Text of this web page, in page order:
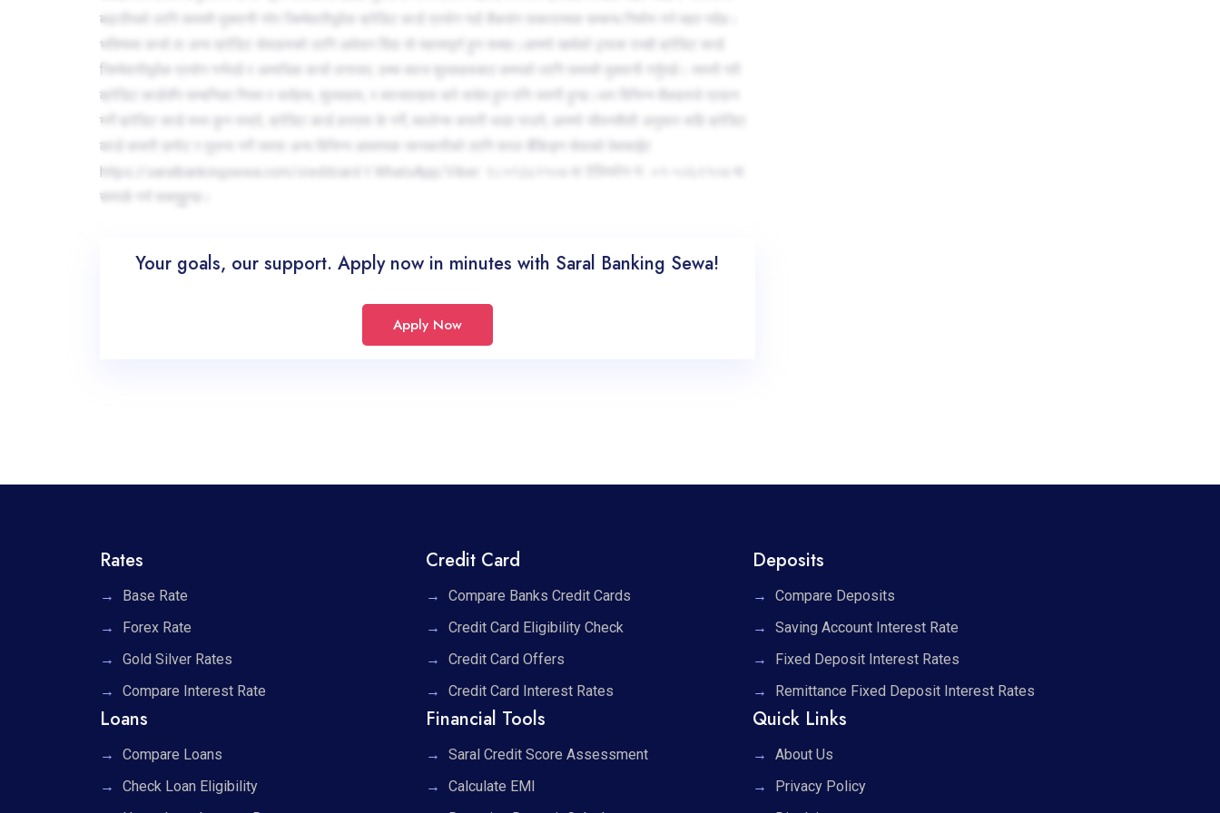
बढाउँनको लागि समयमै भुक्तानी गरेर जिम्मेवारीपूर्वक क्रेडिट कार्ड प्रयोग गर्दा बैंकसंग सकारात्मक सम्बन्ध निर्माण गर्न मद्दत गर्दछ।
भविष्यमा कर्जा वा अन्य क्रेडिट सेवाहरुको लागि आवेदन दिंदा यो महत्त्वपूर्ण हुन सक्छ।आफ्नो खर्चको ट्र्याक राख्दै क्रेडिट कार्ड
जिम्मेवारीपूर्वक प्रयोग गर्नपर्छ र अत्यधिक कर्जा लगायत, उच्च ब्याज शुल्कहरूबाट बच्नको लागि समयमै भुक्तानी गर्नुपर्छ। त्यस्तै गरी
क्रेडिट कार्डसँग सम्बन्धित नियम र सर्तहरू, शुल्कहरू, र ब्याजदरहरू बारे सचेत हुन पनि जरुरी हुन्छ।थप विभिन्न बैंकहरुले प्रदान
गर्ने क्रेडिट कार्ड मध्य कुन राम्रो, क्रेडिट कार्ड हराएमा के गर्ने, ब्यालेन्स कसरी थाहा पाउने, आफ्नो जीवनशैली अनुसार सहि क्रेडिट
कार्ड कसरी छनोट र तुलना गर्ने जस्ता अन्य विभिन्न आवश्यक जानकारीको लागि सरल बैंकिङ्ग सेवाको वेबसाईट
https://saralbankingsewa.com/creditcard र WhatsApp/Viber: ९८५१३६११०७ वा टेलिफोन नं.: ०१-५२६९१०७ मा
सम्पर्क गर्न सक्नुहुन्छ।
Your goals, our support. Apply now in minutes with Saral Banking Sewa!
Apply Now
Rates
Base Rate
Forex Rate
Gold Silver Rates
Compare Interest Rate
Credit Card
Compare Banks Credit Cards
Credit Card Eligibility Check
Credit Card Offers
Credit Card Interest Rates
Deposits
Compare Deposits
Saving Account Interest Rate
Fixed Deposit Interest Rates
Remittance Fixed Deposit Interest Rates
Loans
Compare Loans
Check Loan Eligibility
Financial Tools
Saral Credit Score Assessment
Calculate EMI
Quick Links
About Us
Privacy Policy